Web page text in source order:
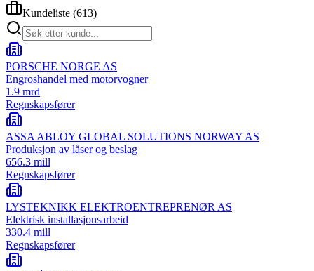
Kundeliste (613)
PORSCHE NORGE AS
Engroshandel med motorvogner
1.9 mrd
Regnskapsfører
ASSA ABLOY GLOBAL SOLUTIONS NORWAY AS
Produksjon av låser og beslag
656.3 mill
Regnskapsfører
LYSTEKNIKK ELEKTROENTREPRENØR AS
Elektrisk installasjonsarbeid
330.4 mill
Regnskapsfører